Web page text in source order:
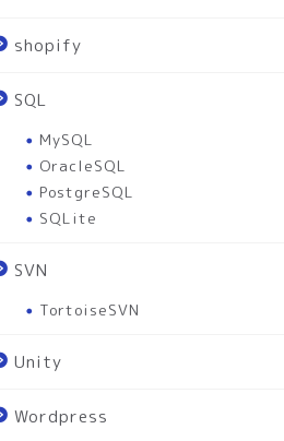
shopify
SQL
MySQL
OracleSQL
PostgreSQL
SQLite
SVN
TortoiseSVN
Unity
Wordpress